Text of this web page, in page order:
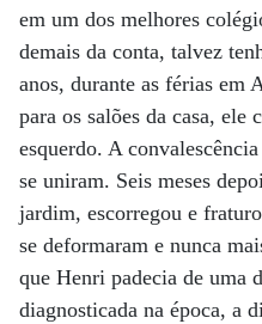
em um dos melhores
demais da conta, talvez
anos, durante as férias em
para os salões da casa, ele
esquerdo. A
se uniram. Seis meses
jardim, escorregou e
se deformaram e nunca
que Henri padecia de uma
diagnosticada na época, a